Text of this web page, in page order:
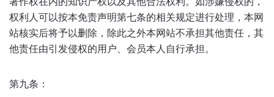
权利人可以按本免责声明第七条的相关规定进行处理，本网
站核实后将予以删除，除此之外本网站不承担其他责任，其
他责任由引发侵权的用户、会员本人自行承担。
第九条：